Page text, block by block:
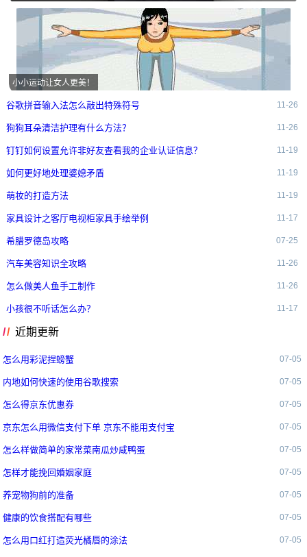
小小运动让女人更美！
谷歌拼音输入法怎么敲出特殊符号 11-26
狗狗耳朵清洁护理有什么方法？ 11-26
钉钉如何设置允许非好友查看我的企业认证信息？ 11-19
如何更好地处理婆媳矛盾 11-19
萌妆的打造方法 11-19
家具设计之客厅电视柜家具手绘举例 11-17
希腊罗德岛攻略 07-25
汽车美容知识全攻略 11-26
怎么做美人鱼手工制作 11-26
小孩很不听话怎么办？ 11-17
近期更新
怎么用彩泥捏螃蟹 07-05
内地如何快速的使用谷歌搜索 07-05
怎么得京东优惠券 07-05
京东怎么用微信支付下单 京东不能用支付宝 07-05
怎么样做简单的家常菜南瓜炒咸鸭蛋 07-05
怎样才能挽回婚姻家庭 07-05
养宠物狗前的准备 07-05
健康的饮食搭配有哪些 07-05
怎么用口红打造荧光橘唇的涂法 07-05